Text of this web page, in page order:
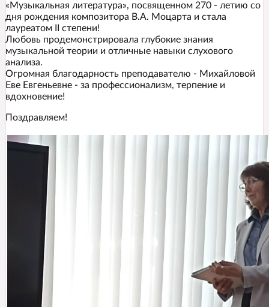
«Музыкальная литература», посвященном 270 - летию со
дня рождения композитора В.А. Моцарта и стала
лауреатом II степени!
Любовь продемонстрировала глубокие знания
музыкальной теории и отличные навыки слухового
анализа.
Огромная благодарность преподавателю - Михайловой
Еве Евгеньевне - за профессионализм, терпение и
вдохновение!
Поздравляем!